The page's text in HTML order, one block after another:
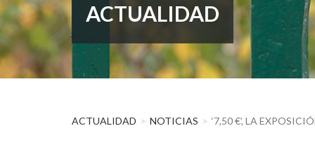
ACTUALIDAD
ACTUALIDAD NOTICIAS